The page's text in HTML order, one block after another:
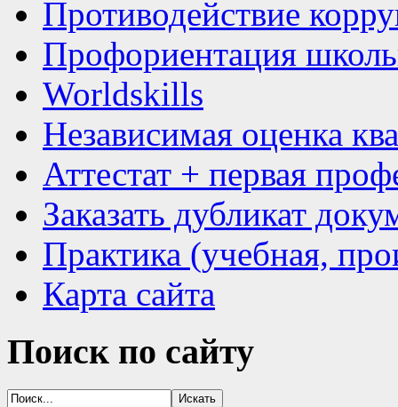
Противодействие
Профориентация
Worldskills
Независимая оценка
Аттестат + первая
Заказать дубликат
Практика (учебная,
Карта сайта
Поиск по сайту